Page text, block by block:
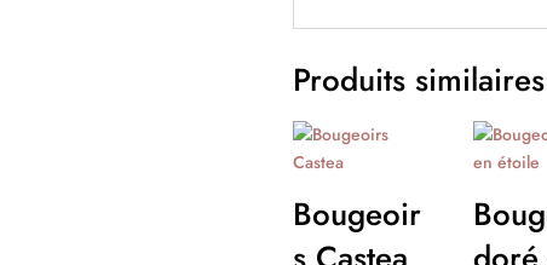
Produits similaires
Bougeoir